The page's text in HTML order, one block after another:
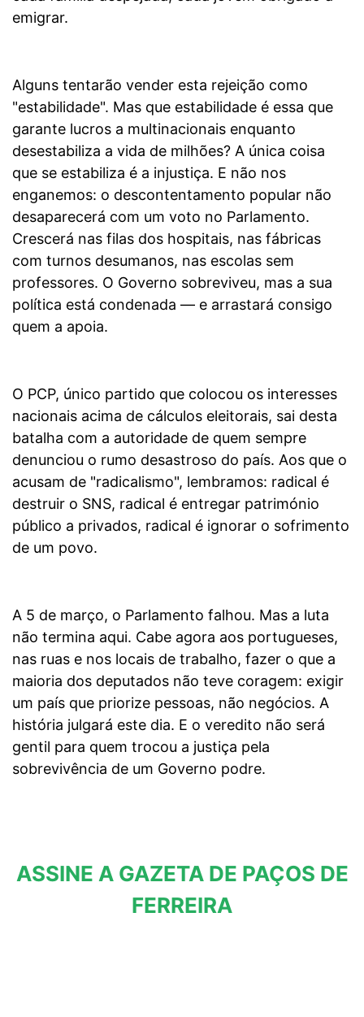
emigrar.
Alguns tentarão vender esta rejeição como
"estabilidade". Mas que estabilidade é essa que
garante lucros a multinacionais enquanto
desestabiliza a vida de milhões? A única coisa
que se estabiliza é a injustiça. E não nos
enganemos: o descontentamento popular não
desaparecerá com um voto no Parlamento.
Crescerá nas filas dos hospitais, nas fábricas
com turnos desumanos, nas escolas sem
professores. O Governo sobreviveu, mas a sua
política está condenada — e arrastará consigo
quem a apoia.
O PCP, único partido que colocou os interesses
nacionais acima de cálculos eleitorais, sai desta
batalha com a autoridade de quem sempre
denunciou o rumo desastroso do país. Aos que o
acusam de "radicalismo", lembramos: radical é
destruir o SNS, radical é entregar património
público a privados, radical é ignorar o sofrimento
de um povo.
A 5 de março, o Parlamento falhou. Mas a luta
não termina aqui. Cabe agora aos portugueses,
nas ruas e nos locais de trabalho, fazer o que a
maioria dos deputados não teve coragem: exigir
um país que priorize pessoas, não negócios. A
história julgará este dia. E o veredito não será
gentil para quem trocou a justiça pela
sobrevivência de um Governo podre.
ASSINE A GAZETA DE PAÇOS DE
FERREIRA